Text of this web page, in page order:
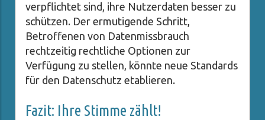
verpflichtet sind, ihre Nutzerdaten besser zu
schützen. Der ermutigende Schritt,
Betroffenen von Datenmissbrauch
rechtzeitig rechtliche Optionen zur
Verfügung zu stellen, könnte neue Standards
für den Datenschutz etablieren.
Fazit: Ihre Stimme zählt!